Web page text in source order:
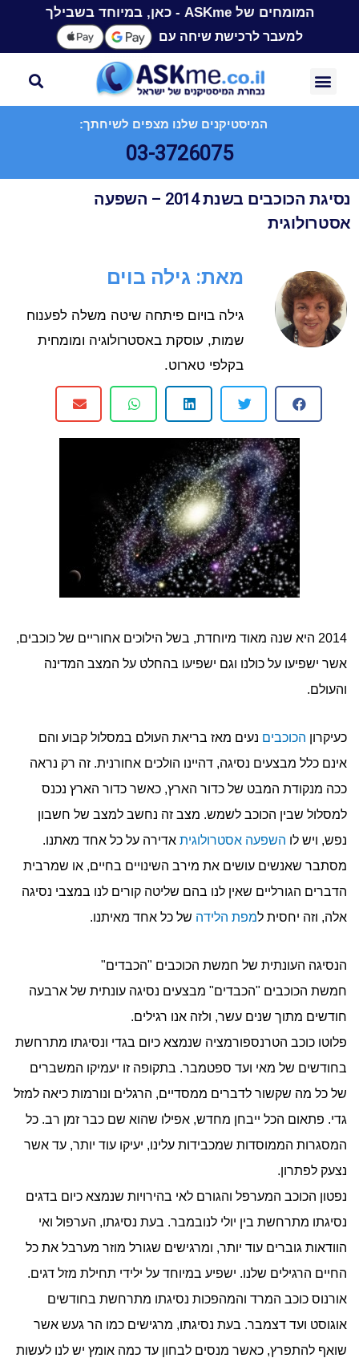
המומחים של ASKme - כאן, במיוחד בשבילך
למעבר לרכישת שיחה עם
המיסטיקנים שלנו מצפים לשיחתך:
03-3726075
נסיגת הכוכבים בשנת 2014 – השפעה
אסטרולוגית
מאת: גילה בוים
גילה בויום פיתחה שיטה משלה לפענוח
שמות, עוסקת באסטרולוגיה ומומחית
בקלפי טארוט.
2014 היא שנה מאוד מיוחדת, בשל הילוכים אחוריים של כוכבים,
אשר ישפיעו על כולנו וגם ישפיעו בהחלט על המצב המדינה
והעולם.
כעיקרון הכוכבים נעים מאז בריאת העולם במסלול קבוע והם
אינם כלל מבצעים נסיגה, דהיינו הולכים אחורנית. זה רק נראה
ככה מנקודת המבט של כדור הארץ, כאשר כדור הארץ נכנס
למסלול שבין הכוכב לשמש. מצב זה נחשב למצב של חשבון
נפש, ויש לו השפעה אסטרולוגית אדירה על כל אחד מאתנו.
מסתבר שאנשים עושים את מירב השינויים בחיים, או שמרבית
הדברים הגורליים שאין לנו בהם שליטה קורים לנו במצבי נסיגה
אלה, וזה יחסית למפת הלידה של כל אחד מאיתנו.
הנסיגה העונתית של חמשת הכוכבים "הכבדים"
חמשת הכוכבים "הכבדים" מבצעים נסיגה עונתית של ארבעה
חודשים מתוך שנים עשר, ולזה אנו רגילים.
פלוטו כוכב הטרנספורמציה שנמצא כיום בגדי ונסיגתו מתרחשת
בחודשים של מאי ועד ספטמבר. בתקופה זו יעמיקו המשברים
של כל מה שקשור לדברים ממסדיים, הרגלים ונורמות כיאה למזל
גדי. פתאום הכל ייבחן מחדש, אפילו שהוא שם כבר זמן רב. כל
המסגרות הממוסדות שמכבידות עלינו, יעיקו עוד יותר, עד אשר
נצעק לפתרון.
נפטון הכוכב המערפל והגורם לאי בהירויות שנמצא כיום בדגים
נסיגתו מתרחשת בין יולי לנובמבר. בעת נסיגתו, הערפול ואי
הוודאות גוברים עוד יותר, ומרגישים שגורל מוזר מערבל את כל
החיים הרגילים שלנו. ישפיע במיוחד על ילידי תחילת מזל דגים.
אורנוס כוכב המרד והמהפכות נסיגתו מתרחשת בחודשים
אוגוסט ועד דצמבר. בעת נסיגתו, מרגישים כמו הר געש אשר
שואף להתפרץ, כאשר מנסים לבחון עד כמה אומץ יש לנו לעשות